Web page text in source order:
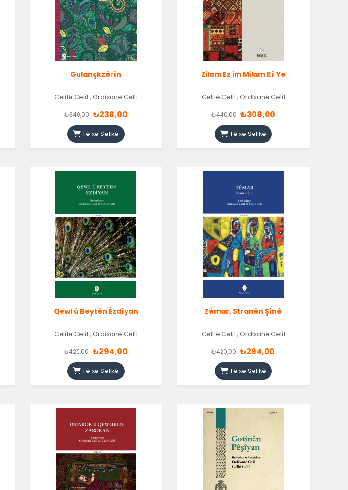
Gulançkzêrîn
Celîlê Celîl , Ordîxanê Celîl
₺340,00 ₺238,00
Tê xe Selikê
Zilam Ez im Milam Kî Ye
Celîlê Celîl , Ordîxanê Celîl
₺440,00 ₺308,00
Tê xe Selikê
Qewl û Beytên Êzdîyan
Celîlê Celîl , Ordîxanê Celîl
₺420,00 ₺294,00
Tê xe Selikê
Zêmar, Stranên Şînê
Celîlê Celîl , Ordîxanê Celîl
₺420,00 ₺294,00
Tê xe Selikê